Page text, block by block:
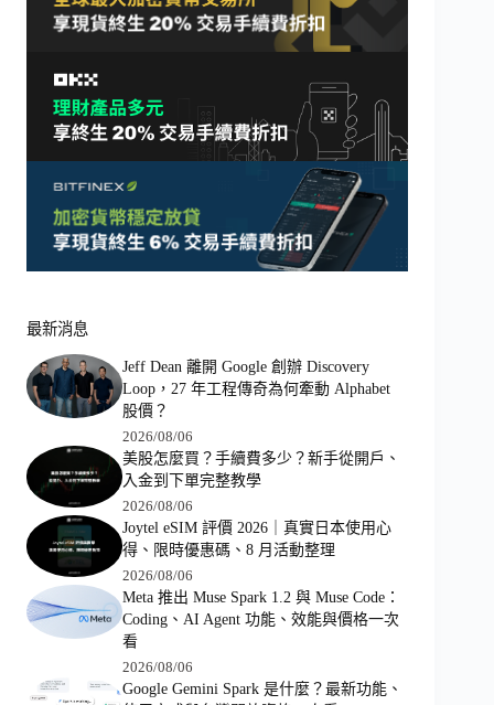
最新消息
Jeff Dean 離開 Google 創辦 Discovery
Loop，27 年工程傳奇為何牽動 Alphabet
股價？
2026/08/06
美股怎麼買？手續費多少？新手從開戶、
入金到下單完整教學
2026/08/06
Joytel eSIM 評價 2026｜真實日本使用心
得、限時優惠碼、8 月活動整理
2026/08/06
Meta 推出 Muse Spark 1.2 與 Muse Code：
Coding、AI Agent 功能、效能與價格一次
看
2026/08/06
Google Gemini Spark 是什麼？最新功能、